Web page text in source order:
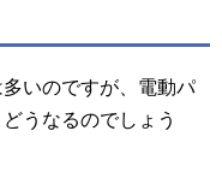
いのですが、電動パ
うなるのでしょう